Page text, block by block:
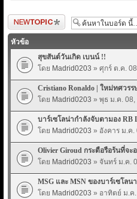
ตั้งกระทู้ใหม่
หัวข้อ
สุขสันต์วันเกิด เบนน์ !!
โดย Madrid0203 » ศุกร์ ต.ค.
Cristiano Ronaldo | ใหม่ทศวร
โดย Madrid0203 » พุธ ม.ค. 08,
บาร์เซโลน่ากำลังจับตามอง RB
โดย Madrid0203 » อังคาร ม.ค.
Olivier Giroud กระตือรือร้นที่จะ
โดย Madrid0203 » จันทร์ ม.ค.
MSG และ MSN ของบาร์เซโล
โดย Madrid0203 » อาทิตย์ ม.ค.